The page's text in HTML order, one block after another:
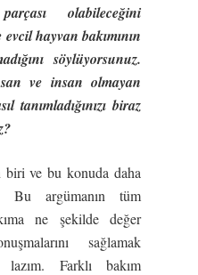
olabileceğini
hayvan bakımının
söylüyorsunuz.
ve insan olmayan
tanımladığınızı biraz
ve bu konuda daha
Bu argümanın tüm
ne şekilde değer
sağlamak
lazım. Farklı bakım